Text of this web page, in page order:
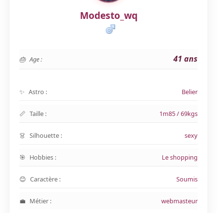
Modesto_wq
Age : 41 ans
Astro : Belier
Taille : 1m85 / 69kgs
Silhouette : sexy
Hobbies : Le shopping
Caractère : Soumis
Métier : webmasteur